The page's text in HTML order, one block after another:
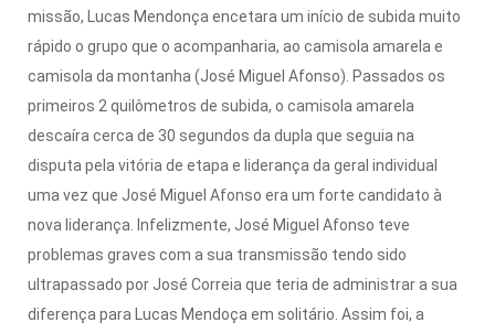
missão, Lucas Mendonça encetara um início de subida muito
rápido o grupo que o acompanharia, ao camisola amarela e
camisola da montanha (José Miguel Afonso). Passados ​​os
primeiros 2 quilômetros de subida, o camisola amarela
descaíra cerca de 30 segundos da dupla que seguia na
disputa pela vitória de etapa e liderança da geral individual
uma vez que José Miguel Afonso era um forte candidato à
nova liderança.
Infelizmente, José Miguel Afonso teve
problemas graves com a sua transmissão tendo sido
ultrapassado por José Correia que teria de administrar a sua
diferença para Lucas Mendoça em solitário. Assim foi, a